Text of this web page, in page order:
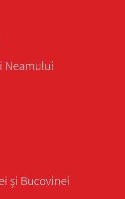
Neamului
și Bucovinei